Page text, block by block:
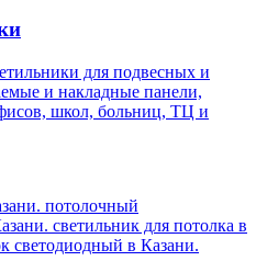
для подвесных и
и накладные панели,
школ, больниц, ТЦ и
потолочный
светильник для потолка в
светодиодный в Казани.